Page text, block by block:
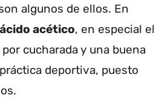
algunos de ellos. En
ácido acético, en especial el
cucharada y una buena
deportiva, puesto